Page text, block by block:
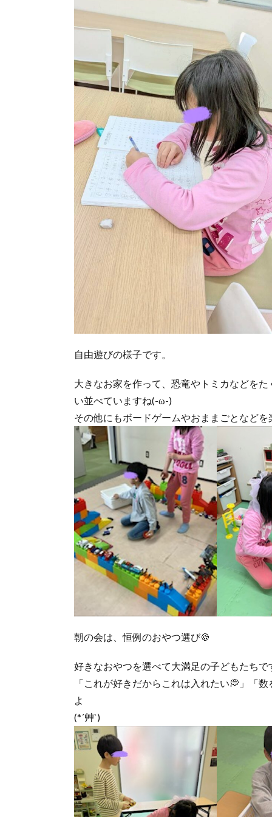
自由遊びの様子です。
大きなお家を作って、恐竜やトミカなどを
い並べていますね(-ω-)
その他にもボードゲームやおままごとなど
朝の会は、恒例のおやつ選び🍪
好きなおやつを選べて大満足の子どもたちで
「これが好きだからこれは入れたい💭」「
よ
(*´艸`)